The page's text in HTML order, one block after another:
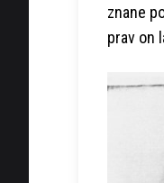
znane
prav on